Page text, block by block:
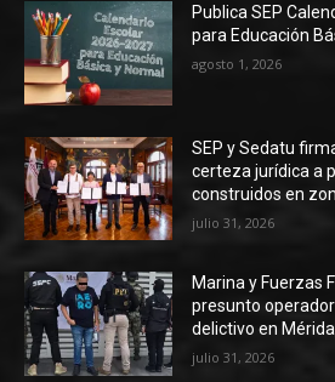
Publica SEP
para Educación
agosto 1, 2026
SEP y Sedatu
certeza jurídica a
construidos en
julio 31, 2026
Marina y Fuerzas
presunto
delictivo en
julio 31, 2026